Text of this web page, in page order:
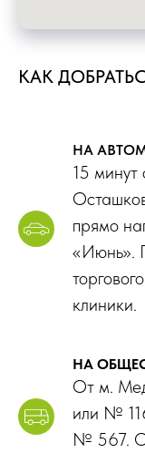
КАК
НА
15
прямо
«Июнь».
клиники.
НА
От м.
или №
№ 567.